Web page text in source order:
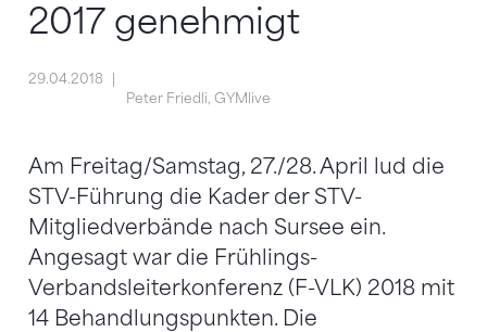
2017 genehmigt
29.04.2018
Peter Friedli, GYMlive
Am Freitag/Samstag, 27./28. April lud die
STV-Führung die Kader der STV-
Mitgliedverbände nach Sursee ein.
Angesagt war die Frühlings-
Verbandsleiterkonferenz (F-VLK) 2018 mit
14 Behandlungspunkten. Die